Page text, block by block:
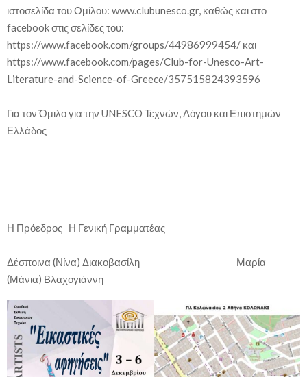
ιστοσελίδα του Ομίλου: www.clubunesco.gr, καθώς και στο
facebook στις σελίδες του:
https://www.facebook.com/groups/44986999454/ και
https://www.facebook.com/pages/Club-for-Unesco-Art-
Literature-and-Science-of-Greece/357515824393596
Για τον Όμιλο για την UNESCO Τεχνών, Λόγου και Επιστημών
Ελλάδος
Η Πρόεδρος Η Γενική Γραμματέας
Δέσποινα (Νίνα) Διακοβασίλη Μαρία
(Μάνια) Βλαχογιάννη